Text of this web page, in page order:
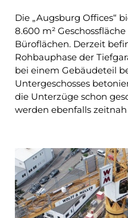
Die „Augsburg Offices“
8.600 m²
Büroflächen. Derzeit
Rohbauphase der
bei einem Gebäudeteil
Untergeschosses
die Unterzüge schon
werden ebenfalls